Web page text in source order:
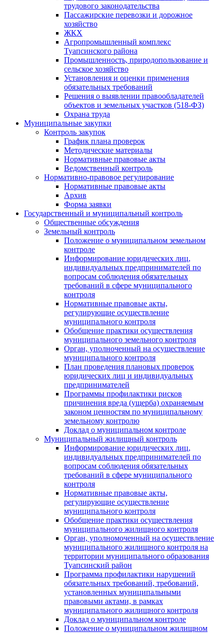
трудового законодательства
Пассажирские перевозки и дорожное
хозяйство
ЖКХ
Агропромышленный комплекс
Туапсинского района
Промышленность, природопользование и
сельское хозяйство
Установления и оценки применения
обязательных требований
Решения о выявлении правообладателей
объектов и земельных участков (518-ФЗ)
Охрана труда
Муниципальные закупки
Контроль закупок
График плана проверок
Методические материалы
Нормативные правовые акты
Ведомственный контроль
Нормативно-правовое регулирование
Нормативные правовые акты
Архив
Форма заявки
Государственный и муниципальный контроль
Общественные обсуждения
Земельный контроль
Положение о муниципальном земельном
контроле
Информирование юридических лиц,
индивидуальных предпринимателей по
вопросам соблюдения обязательных
требований в сфере муниципального
контроля
Нормативные правовые акты,
регулирующие осуществление
муниципального контроля
Обобщение практики осуществления
муниципального земельного контроля
Орган, уполноченный на осуществление
муниципального контроля
План проведения плановых проверок
юридических лиц и индивидуальных
предпринимателей
Программы профилактики рисков
причинения вреда (ущерба) охраняемым
законом ценностям по муниципальному
земельному контролю
Доклад о муниципальном контроле
Муниципальный жилищный контроль
Информирование юридических лиц,
индивидуальных предпринимателей по
вопросам соблюдения обязательных
требований в сфере муниципального
контроля
Нормативные правовые акты,
регулирующие осуществление
муниципального контроля
Обобщение практики осуществления
муниципального жилищного контроля
Орган, уполномоченный на осуществление
муниципального жилищного контроля на
территории муниципального образования
Туапсинский район
Программа профилактики нарушений
обязательных требований, требований,
установленных муниципальными
правовыми актами, в рамках
муниципального жилищного контроля
Доклад о муниципальном контроле
Положение о муниципальном жилищном